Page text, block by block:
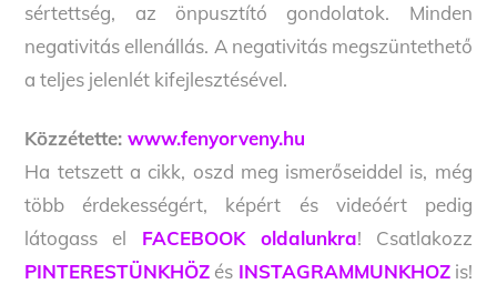
sértettség, az önpusztító gondolatok. Minden
negativitás ellenállás. A negativitás megszüntethető
a teljes jelenlét kifejlesztésével.
Közzétette:www.fenyorveny.hu
Ha tetszett a cikk, oszd meg ismerőseiddel is, még
több érdekességért, képért és videóért pedig
látogass el FACEBOOK oldalunkra! Csatlakozz
PINTERESTÜNKHÖZ és INSTAGRAMMUNKHOZis!